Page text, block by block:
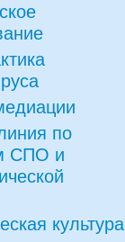
по
СПО и
культура